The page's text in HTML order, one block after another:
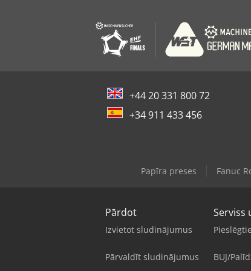
+44 20 331 800 72
+34 911 433 456
Papīra preses Fanuc
Pārdot
Izvietot sludinājumus
Pārvaldīt sludinājumus
Serviss
BUJ/